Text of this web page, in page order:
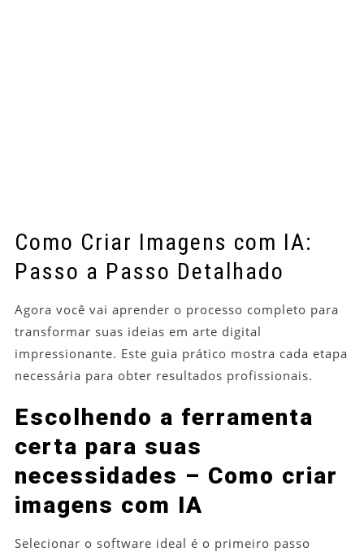
Como Criar Imagens com IA:
Passo a Passo Detalhado
Agora você vai aprender o processo completo para
transformar suas ideias em arte digital
impressionante. Este guia prático mostra cada etapa
necessária para obter resultados profissionais.
Escolhendo a ferramenta
certa para suas
necessidades – Como criar
imagens com IA
Selecionar o software ideal é o primeiro passo